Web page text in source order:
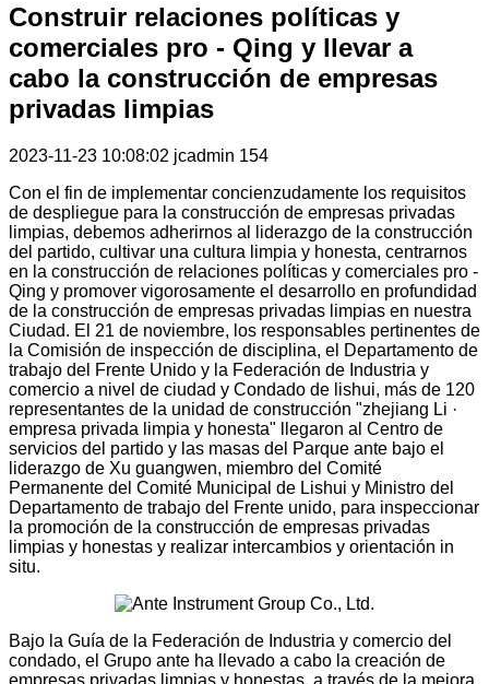
Construir relaciones políticas y
comerciales pro - Qing y llevar a
cabo la construcción de empresas
privadas limpias
2023-11-23 10:08:02 jcadmin 154
Con el fin de implementar concienzudamente los requisitos
de despliegue para la construcción de empresas privadas
limpias, debemos adherirnos al liderazgo de la construcción
del partido, cultivar una cultura limpia y honesta, centrarnos
en la construcción de relaciones políticas y comerciales pro -
Qing y promover vigorosamente el desarrollo en profundidad
de la construcción de empresas privadas limpias en nuestra
Ciudad. El 21 de noviembre, los responsables pertinentes de
la Comisión de inspección de disciplina, el Departamento de
trabajo del Frente Unido y la Federación de Industria y
comercio a nivel de ciudad y Condado de lishui, más de 120
representantes de la unidad de construcción "zhejiang Li ·
empresa privada limpia y honesta" llegaron al Centro de
servicios del partido y las masas del Parque ante bajo el
liderazgo de Xu guangwen, miembro del Comité
Permanente del Comité Municipal de Lishui y Ministro del
Departamento de trabajo del Frente unido, para inspeccionar
la promoción de la construcción de empresas privadas
limpias y honestas y realizar intercambios y orientación in
situ.
Bajo la Guía de la Federación de Industria y comercio del
condado, el Grupo ante ha llevado a cabo la creación de
empresas privadas limpias y honestas, a través de la mejora